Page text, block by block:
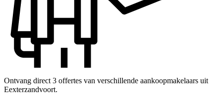
Ontvang direct 3 offertes van verschillende aankoopmakelaars uit
Eexterzandvoort.